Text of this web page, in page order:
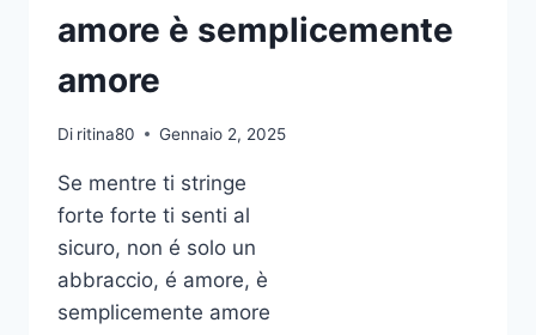
amore è semplicemente
amore
Di ritina80 Gennaio 2, 2025
Se mentre ti stringe
forte forte ti senti al
sicuro, non é solo un
abbraccio, é amore, è
semplicemente amore